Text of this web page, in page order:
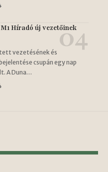
Híradó új vezetőinek
vezetésének és
csupán egy nap
A Duna…